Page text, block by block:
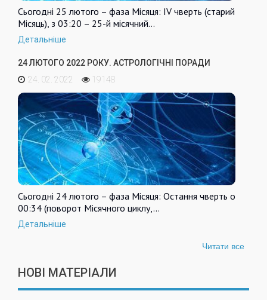
Сьогодні 25 лютого – фаза Місяця: IV чверть (старий
Місяць), з 03:20 – 25-й місячний…
Детальніше
24 ЛЮТОГО 2022 РОКУ. АСТРОЛОГІЧНІ ПОРАДИ
24. 02. 2022
19148
Сьогодні 24 лютого – фаза Місяця: Остання чверть о
00:34 (поворот Місячного циклу,…
Детальніше
Читати все
НОВІ МАТЕРІАЛИ